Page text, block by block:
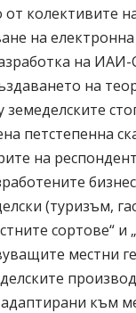
от колективите
на
на
на
петстепенна
на
(туризъм,
сортове“ и
местни
адаптирани към